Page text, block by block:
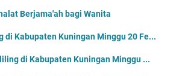
Berjama'ah bagi Wanita
di Kabupaten Kuningan Minggu 20 Fe...
di Kabupaten Kuningan Minggu ...